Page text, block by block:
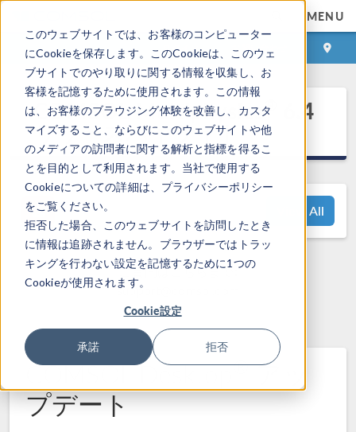
このウェブサイトでは、お客様のコンピューター
にCookieを保存します。このCookieは、このウェ
ブサイトでのやり取りに関する情報を収集し、お
客様を記憶するために使用されます。この情報
は、お客様のブラウジング体験を改善し、カスタ
マイズすること、ならびにこのウェブサイトや他
のメディアの訪問者に関する解析と指標を得るこ
とを目的として利用されます。当社で使用する
Cookieについての詳細は、プライバシーポリシー
をご覧ください。
拒否した場合、このウェブサイトを訪問したとき
に情報は追跡されません。ブラウザーではトラッ
キングを行わない設定を記憶するために1つの
Cookieが使用されます。
Cookie設定
承諾 拒否
MENU
ログイン お問い合わせ
COMSOL Multiphysics® 6.4
リリースハイライト
View All
ご質問はこちらまで:
support@comsol.com
COMSOL Desktop®アッ
プデート